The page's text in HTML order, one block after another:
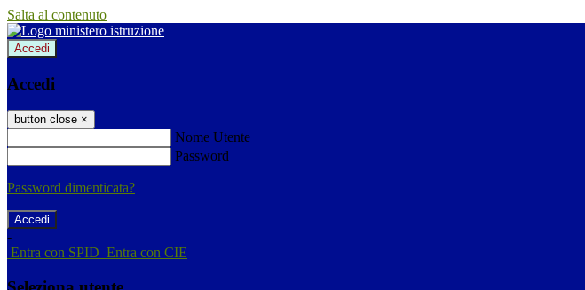
Salta al contenuto
Accedi
Accedi
button close ×
Nome Utente
Password
Password dimenticata?
-
Entra con SPID Entra con CIE